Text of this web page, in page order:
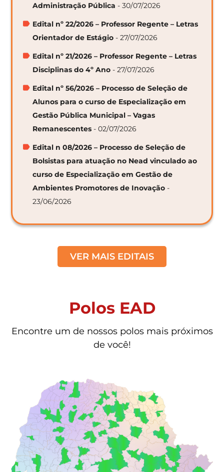
Administração Pública - 30/07/2026
Edital nº 22/2026 – Professor Regente – Letras
Orientador de Estágio - 27/07/2026
Edital nº 21/2026 – Professor Regente – Letras
Disciplinas do 4º Ano - 27/07/2026
Edital nº 56/2026 – Processo de Seleção de
Alunos para o curso de Especialização em
Gestão Pública Municipal – Vagas
Remanescentes - 02/07/2026
Edital n 08/2026 – Processo de Seleção de
Bolsistas para atuação no Nead vinculado ao
curso de Especialização em Gestão de
Ambientes Promotores de Inovação -
23/06/2026
VER MAIS EDITAIS
Polos EAD
Encontre um de nossos polos mais próximos
de você!